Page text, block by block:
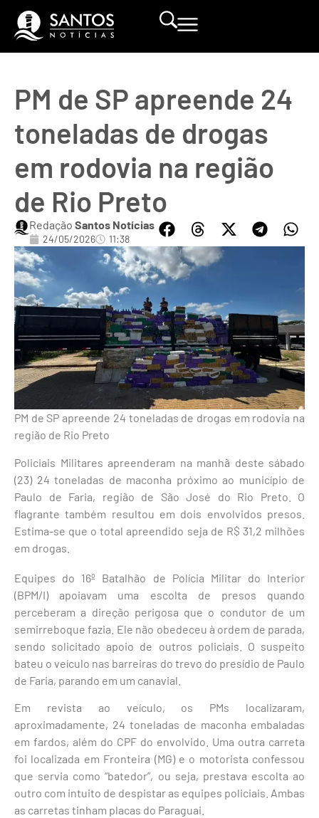
PM de SP apreende 24
toneladas de drogas
em rodovia na região
de Rio Preto
Redação Santos Notícias
24/05/2026 11:38
PM de SP apreende 24 toneladas de drogas em rodovia na
região de Rio Preto
Policiais Militares apreenderam na manhã deste sábado
(23) 24 toneladas de maconha próximo ao município de
Paulo de Faria, região de São José do Rio Preto. O
flagrante também resultou em dois envolvidos presos.
Estima-se que o total apreendido seja de R$ 31,2 milhões
em drogas.
Equipes do 16º Batalhão de Polícia Militar do Interior
(BPM/I) apoiavam uma escolta de presos quando
perceberam a direção perigosa que o condutor de um
semirreboque fazia. Ele não obedeceu à ordem de parada,
sendo solicitado apoio de outros policiais. O suspeito
bateu o veículo nas barreiras do trevo do presídio de Paulo
de Faria, parando em um canavial.
Em revista ao veículo, os PMs localizaram,
aproximadamente, 24 toneladas de maconha embaladas
em fardos, além do CPF do envolvido. Uma outra carreta
foi localizada em Fronteira (MG) e o motorista confessou
que servia como “batedor”, ou seja, prestava escolta ao
outro com intuito de despistar as equipes policiais. Ambas
as carretas tinham placas do Paraguai.